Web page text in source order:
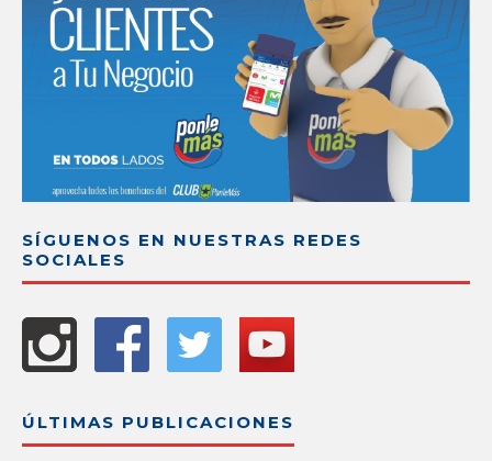
SÍGUENOS EN NUESTRAS REDES
SOCIALES
ÚLTIMAS PUBLICACIONES